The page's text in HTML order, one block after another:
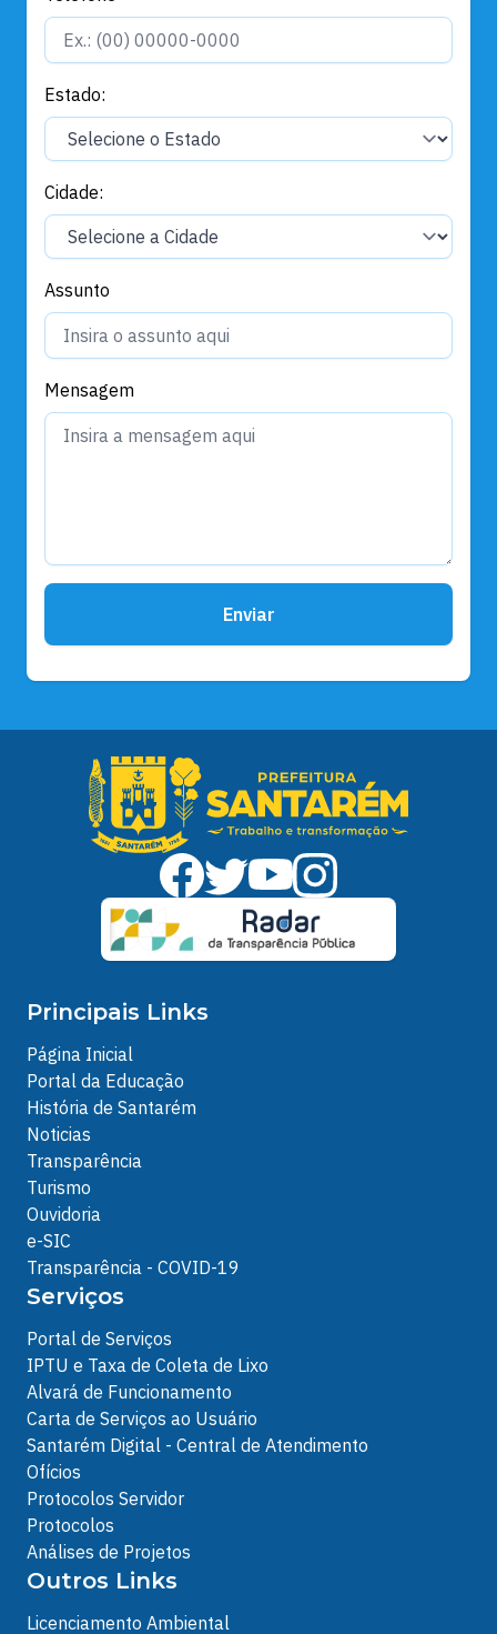
Estado:
Cidade:
Assunto
Mensagem
Enviar
Principais Links
Página Inicial
Portal da Educação
História de Santarém
Noticias
Transparência
Turismo
Ouvidoria
e-SIC
Transparência - COVID-19
Serviços
Portal de Serviços
IPTU e Taxa de Coleta de Lixo
Alvará de Funcionamento
Carta de Serviços ao Usuário
Santarém Digital - Central de Atendimento
Ofícios
Protocolos Servidor
Protocolos
Análises de Projetos
Outros Links
Licenciamento Ambiental